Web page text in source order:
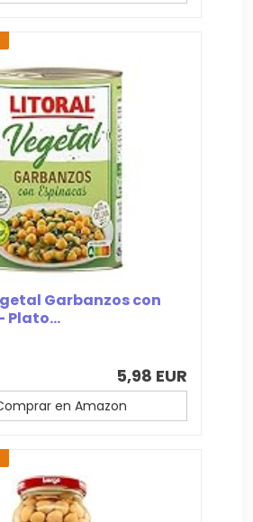
Garbanzos con
Plato...
5,98 EUR
en Amazon